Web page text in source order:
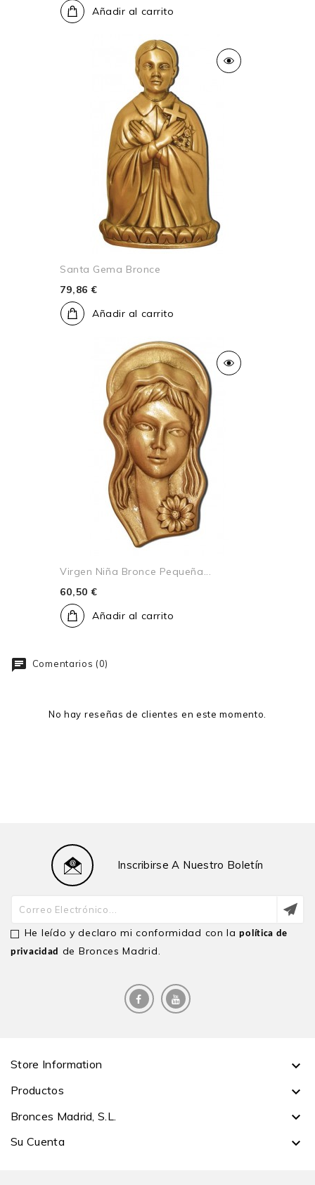
Añadir al carrito
Santa Gema Bronce
79,86 €
Añadir al carrito
Virgen Niña Bronce Pequeña...
60,50 €
Añadir al carrito
Comentarios (0)
No hay reseñas de clientes en este momento.
Inscribirse A Nuestro Boletín
He leído y declaro mi conformidad con lapolítica de
privacidad de Bronces Madrid.
Store Information 
Productos 
Bronces Madrid, S.L. 
Su Cuenta 